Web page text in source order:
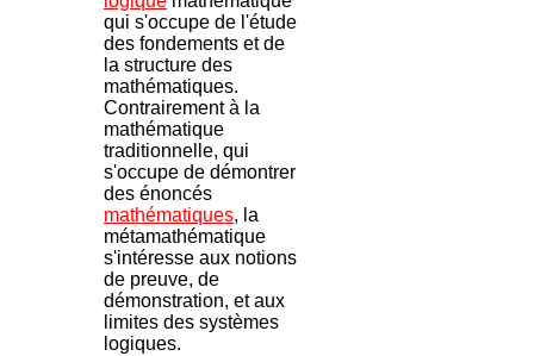
qui s'occupe de l'étude
des fondements et de
la structure des
mathématiques.
Contrairement à la
mathématique
traditionnelle, qui
s'occupe de démontrer
des énoncés
mathématiques, la
métamathématique
s'intéresse aux notions
de preuve, de
démonstration, et aux
limites des systèmes
logiques.